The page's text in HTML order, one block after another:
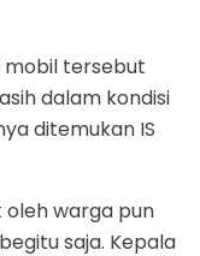
mobil tersebut
dalam kondisi
ditemukan IS
warga pun
saja. Kepala